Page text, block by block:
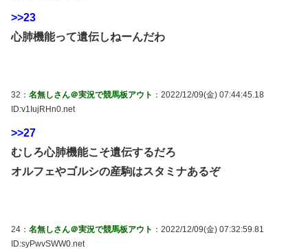
>>23
心肺機能って遺伝しねーんだわ
32： 名無しさん＠実況で競馬板アウト ：2022/12/09(金) 07:44:45.18
ID:v1IujRHn0.net
>>27
むしろ心肺機能こそ遺伝するだろ
オルフェやゴルシの産駒はスタミナあるぞ
24： 名無しさん＠実況で競馬板アウト ：2022/12/09(金) 07:32:59.81
ID:syPwvSWW0.net